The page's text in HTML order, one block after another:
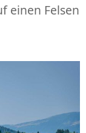
einen Felsen